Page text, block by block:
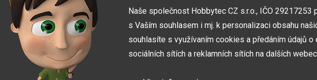
Stavíme
našich
Naše společnost Hobbytec CZ s.r.o., IČO
s Vaším souhlasem i mj. k personalizaci obsahu
souhlasíte s využívaním cookies a předáním údajů
sociálních sítích a reklamních sítích na dalších